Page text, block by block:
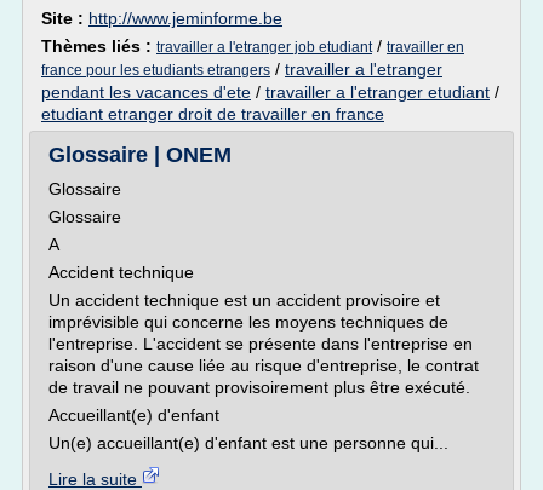
Site : http://www.jeminforme.be
Thèmes liés : travailler a l'etranger job etudiant/ travailler en
france pour les etudiants etrangers / travailler a l'etranger
pendant les vacances d'ete / travailler a l'etranger etudiant /
etudiant etranger droit de travailler en france
Glossaire | ONEM
Glossaire
Glossaire
A
Accident technique
Un accident technique est un accident provisoire et
imprévisible qui concerne les moyens techniques de
l'entreprise. L'accident se présente dans l'entreprise en
raison d'une cause liée au risque d'entreprise, le contrat
de travail ne pouvant provisoirement plus être exécuté.
Accueillant(e) d'enfant
Un(e) accueillant(e) d'enfant est une personne qui...
Lire la suite